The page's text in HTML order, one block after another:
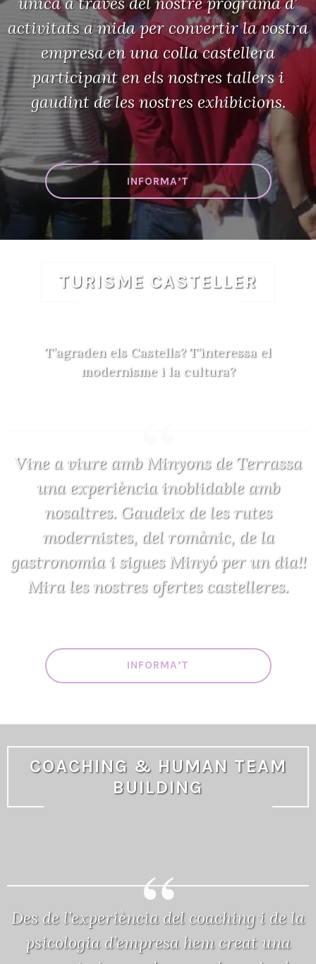
activitats a mida per convertir la vostra
empresa en una colla castellera
participant en els nostres tallers i
gaudint de les nostres exhibicions.
INFORMA’T
TURISME CASTELLER
T’agraden els Castells? T’interessa el
modernisme i la cultura?
Vine a viure amb Minyons de Terrassa
una experiència inoblidable amb
nosaltres. Gaudeix de les rutes
modernistes, del romànic, de la
gastronomia i sigues Minyó per un dia!!
Mira les nostres ofertes castelleres.
INFORMA’T
COACHING & HUMAN TEAM
BUILDING
Des de l’experiència del coaching i de la
psicologia d’empresa hem creat una